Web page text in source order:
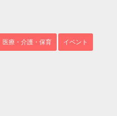
医療・介護・保育 イベント